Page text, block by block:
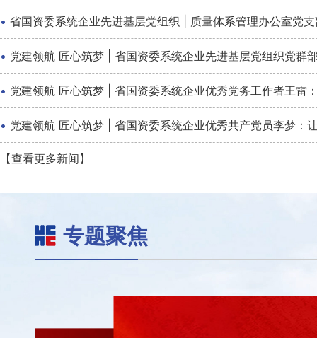
· 省国资委系统企业先进基层党组织 | 质量体系管理办公室党
· 党建领航 匠心筑梦 | 省国资委系统企业先进基层党组织党群
· 党建领航 匠心筑梦 | 省国资委系统企业优秀党务工作者王雷
· 党建领航 匠心筑梦 | 省国资委系统企业优秀共产党员李梦：
【查看更多新闻】
专题聚焦